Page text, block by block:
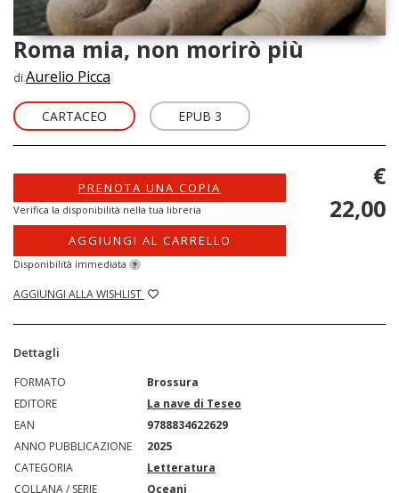
Roma mia, non morirò più
di Aurelio Picca
CARTACEO EPUB 3
PRENOTA UNA COPIA
Verifica la disponibilità nella tua libreria
AGGIUNGI AL CARRELLO
Disponibilità immediata ?
AGGIUNGI ALLA WISHLIST
€
22,00
Dettagli
FORMATO
Brossura
EDITORE
La nave di Teseo
EAN
9788834622629
ANNO PUBBLICAZIONE
2025
CATEGORIA
Letteratura
COLLANA / SERIE
Oceani